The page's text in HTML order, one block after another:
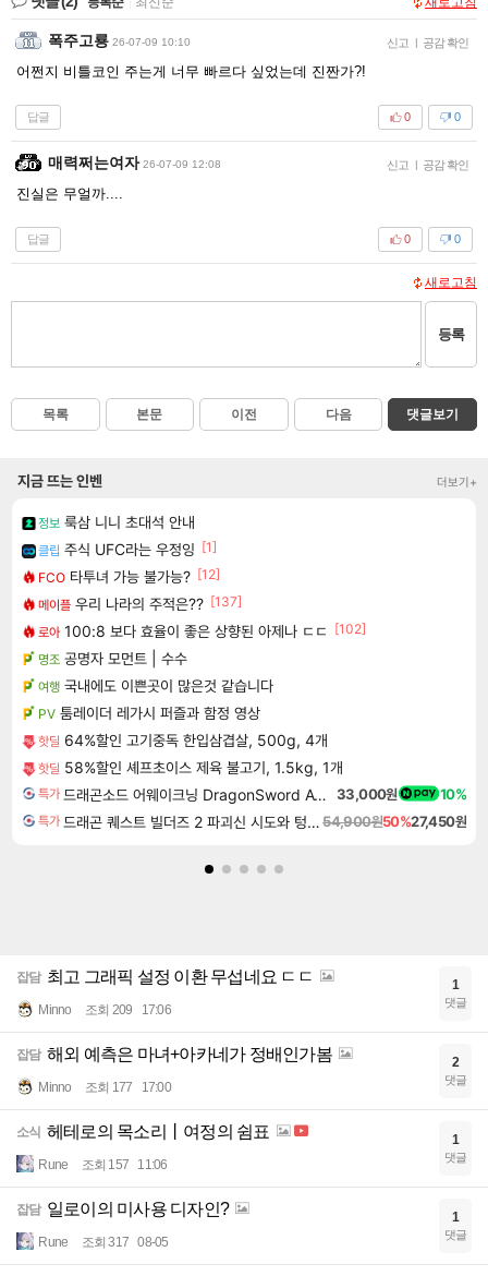
폭주고룡 26-07-09 10:10 신고 | 공감 확인
어쩐지 비틀코인 주는게 너무 빠르다 싶었는데 진짠가?!
답글 0
0
매력쩌는여자 26-07-09 12:08 신고 | 공감 확인
진실은 무얼까....
답글 0
0
새로고침
등록
목록 본문 이전 다음 댓글보기
지금 뜨는 인벤 더보기+
정보 룩삼 니니 초대석 안내
클립 주식 UFC라는 우정잉 [1]
FCO 타투녀 가능 불가능? [12]
메이플 우리 나라의 주적은?? [137]
로아 100:8 보다 효율이 좋은 상향된 아제나 ㄷㄷ [102]
명조 공명자 모먼트 | 수수
여행 국내에도 이쁜곳이 많은것 같습니다
PV 툼레이더 레가시 퍼즐과 함정 영상
핫딜 64%할인 고기중독 한입삼겹살, 500g, 4개
핫딜 58%할인 셰프초이스 제육 불고기, 1.5kg, 1개
특가 드래곤소드 어웨이크닝 DragonSword Awakening 33,000원 10%
특가 드래곤 퀘스트 빌더즈 2 파괴신 시도와 텅 빈 섬 Dragon Quest Builders 254,900원50%27,450원
잡담 최고 그래픽 설정 이환 무섭네요 ㄷㄷ
Minno 조회 209 17:06
1
댓글
잡담 해외 예측은 마녀+아카네가 정배인가봄
Minno 조회 177 17:00
2
댓글
소식 헤테로의 목소리丨여정의 쉼표
Rune 조회 157 11:06
1
댓글
잡담 일로이의 미사용 디자인?
Rune 조회 317 08-05
1
댓글